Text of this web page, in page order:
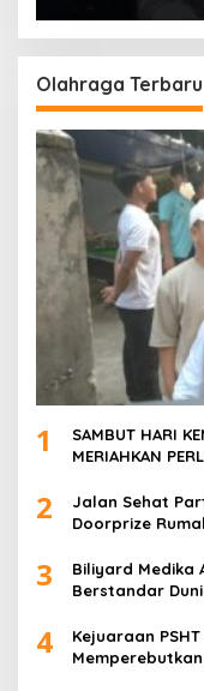
Olahraga Terbaru
1
SAMBUT HARI
MERIAHKAN
2
Jalan Sehat
Doorprize
3
Biliyard Medika
Berstandar
4
Kejuaraan